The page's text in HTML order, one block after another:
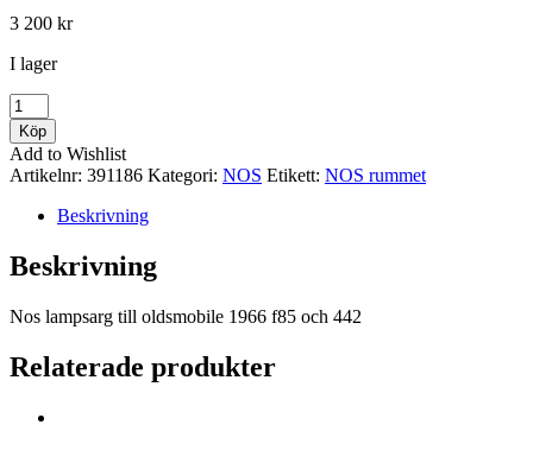
3 200 kr
I lager
NOS
lampsarg
1966
f85,442
mängd
Köp
Add to Wishlist
Artikelnr: 391186 Kategori: NOS Etikett: NOS rummet
Beskrivning
Beskrivning
Nos lampsarg till oldsmobile 1966 f85 och 442
Relaterade produkter